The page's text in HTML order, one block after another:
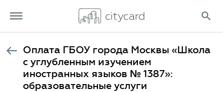
Оплата ГБОУ города Москвы «Школа
с углубленным изучением
иностранных языков № 1387»:
образовательные услуги